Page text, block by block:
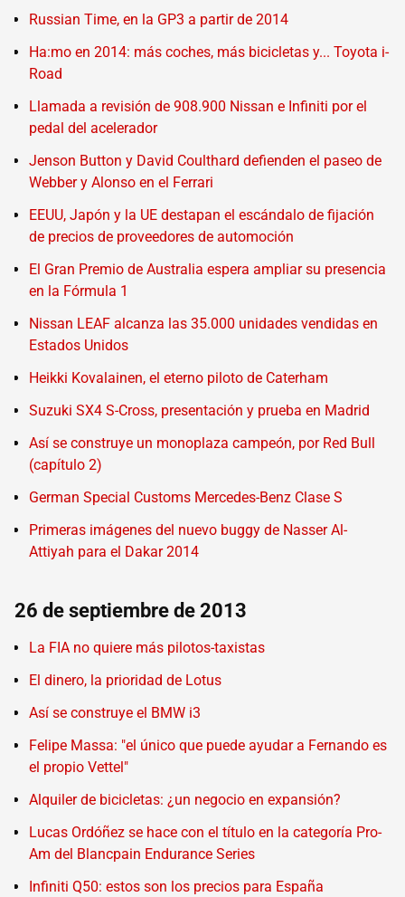
Russian Time, en la GP3 a partir de 2014
Ha:mo en 2014: más coches, más bicicletas y... Toyota i-
Road
Llamada a revisión de 908.900 Nissan e Infiniti por el
pedal del acelerador
Jenson Button y David Coulthard defienden el paseo de
Webber y Alonso en el Ferrari
EEUU, Japón y la UE destapan el escándalo de fijación
de precios de proveedores de automoción
El Gran Premio de Australia espera ampliar su presencia
en la Fórmula 1
Nissan LEAF alcanza las 35.000 unidades vendidas en
Estados Unidos
Heikki Kovalainen, el eterno piloto de Caterham
Suzuki SX4 S-Cross, presentación y prueba en Madrid
Así se construye un monoplaza campeón, por Red Bull
(capítulo 2)
German Special Customs Mercedes-Benz Clase S
Primeras imágenes del nuevo buggy de Nasser Al-
Attiyah para el Dakar 2014
26 de septiembre de 2013
La FIA no quiere más pilotos-taxistas
El dinero, la prioridad de Lotus
Así se construye el BMW i3
Felipe Massa: "el único que puede ayudar a Fernando es
el propio Vettel"
Alquiler de bicicletas: ¿un negocio en expansión?
Lucas Ordóñez se hace con el título en la categoría Pro-
Am del Blancpain Endurance Series
Infiniti Q50: estos son los precios para España